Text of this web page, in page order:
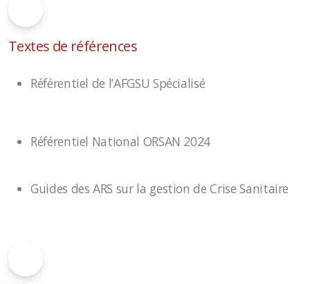
Textes de références
Référentiel de l’AFGSU Spécialisé
Référentiel National ORSAN 2024
Guides des ARS sur la gestion de Crise Sanitaire